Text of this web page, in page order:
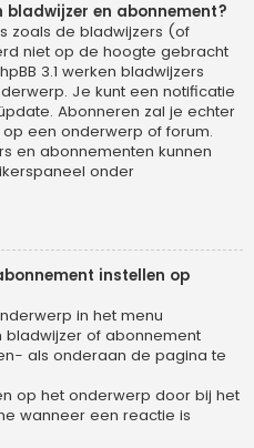
bladwijzer en abonnement?
zoals de bladwijzers (of
niet op de hoogte gebracht
3.1 werken bladwijzers
Je kunt een notificatie
Abonneren zal je echter
een onderwerp of forum.
en abonnementen kunnen
onder
instellen op
in het menu
bladwijzer of abonnement
als onderaan de pagina te
op het onderwerp door bij het
wanneer een reactie is